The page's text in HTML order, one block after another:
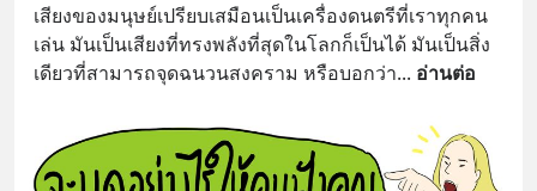
เสียงของมนุษย์เปรียบเสมือนเป็นเครื่องดนตรีที่เราทุกคน
เล่น มันเป็นเสียงที่ทรงพลังที่สุดในโลกก็เป็นได้ มันเป็นสิ่ง
เดียวที่สามารถจุดฉนวนสงคราม หรือบอกว่า... อ่านต่อ